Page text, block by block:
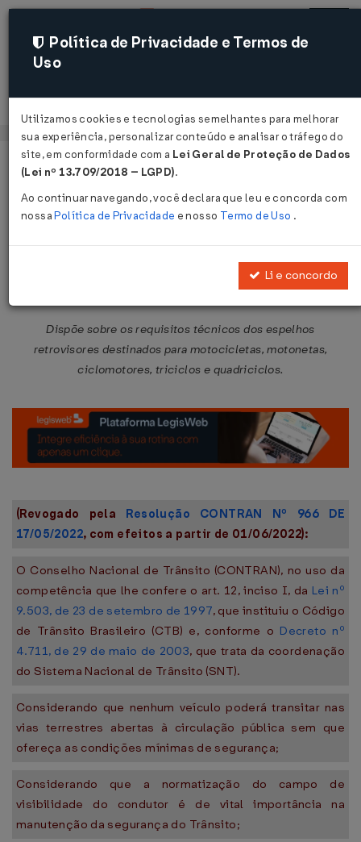
Acessar
Página Inicial Legislações
Resolução CONTRAN Nº 682 DE
Dispõe sobre os requisitos técnicos dos espelhos
retrovisores destinados para motocicletas, motonetas,
ciclomotores, triciclos e quadriciclos.
(Revogado pela Resolução CONTRAN Nº 966 DE
17/05/2022, com efeitos a partir de 01/06/2022):
O Conselho Nacional de Trânsito (CONTRAN), no uso da
competência que lhe confere o art. 12, inciso I, da Lei nº
9.503, de 23 de setembro de 1997, que instituiu o Código
de Trânsito Brasileiro (CTB) e, conforme o Decreto nº
4.711, de 29 de maio de 2003, que trata da coordenação
do Sistema Nacional de Trânsito (SNT).
Considerando que nenhum veículo poderá transitar nas
vias terrestres abertas à circulação pública sem que
ofereça as condições mínimas de segurança;
Considerando que a normatização do campo de
visibilidade do condutor é de vital importância na
manutenção da segurança do Trânsito;
Política de Privacidade e Termos de
Uso
Utilizamos cookies e tecnologias semelhantes para melhorar
sua experiência, personalizar conteúdo e analisar o tráfego do
site, em conformidade com a Lei Geral de Proteção de Dados
(Lei nº 13.709/2018 – LGPD).
Ao continuar navegando, você declara que leu e concorda com
nossaPolítica de Privacidade e nosso Termo de Uso .
Li e concordo